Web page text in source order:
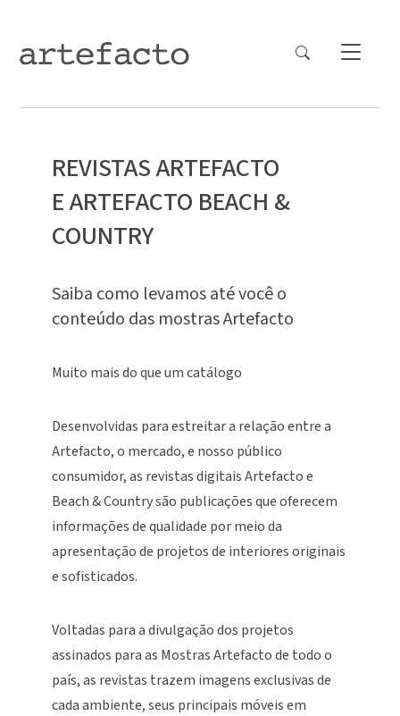
REVISTAS ARTEFACTO
E ARTEFACTO BEACH &
COUNTRY
Saiba como levamos até você o
conteúdo das mostras Artefacto
Muito mais do que um catálogo
Desenvolvidas para estreitar a relação entre a
Artefacto, o mercado, e nosso público
consumidor, as revistas digitais Artefacto e
Beach & Country são publicações que oferecem
informações de qualidade por meio da
apresentação de projetos de interiores originais
e sofisticados.
Voltadas para a divulgação dos projetos
assinados para as Mostras Artefacto de todo o
país, as revistas trazem imagens exclusivas de
cada ambiente, seus principais móveis em